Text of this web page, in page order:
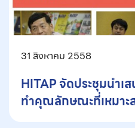
31 สิงหาคม 2558
HITAP จัดประชุมนำเ
ทำคุณลักษณะที่เหมาะ